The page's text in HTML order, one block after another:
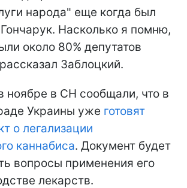
народа" еще когда был
Насколько я помню,
около 80% депутатов
Заблоцкий.
ноябре в СН сообщали, что в
Украины уже готовят
о легализации
каннабиса. Документ будет
вопросы применения его
лекарств.